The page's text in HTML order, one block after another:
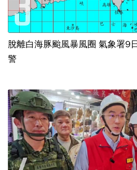
脫離白海豚颱風暴風圈 氣象署9
警